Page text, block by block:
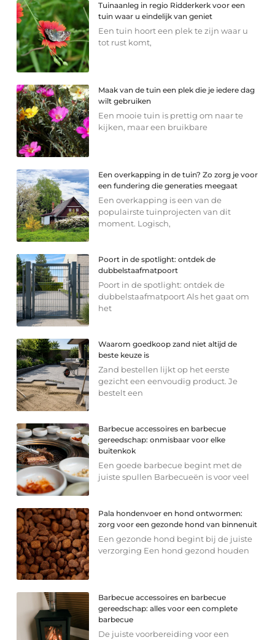
Tuinaanleg in regio Ridderkerk voor een
tuin waar u eindelijk van geniet
Een tuin hoort een plek te zijn waar u
tot rust komt,
Maak van de tuin een plek die je iedere dag
wilt gebruiken
Een mooie tuin is prettig om naar te
kijken, maar een bruikbare
Een overkapping in de tuin? Zo zorg je voor
een fundering die generaties meegaat
Een overkapping is een van de
populairste tuinprojecten van dit
moment. Logisch,
Poort in de spotlight: ontdek de
dubbelstaafmatpoort
Poort in de spotlight: ontdek de
dubbelstaafmatpoort Als het gaat om
het
Waarom goedkoop zand niet altijd de
beste keuze is
Zand bestellen lijkt op het eerste
gezicht een eenvoudig product. Je
bestelt een
Barbecue accessoires en barbecue
gereedschap: onmisbaar voor elke
buitenkok
Een goede barbecue begint met de
juiste spullen Barbecueën is voor veel
Pala hondenvoer en hond ontwormen:
zorg voor een gezonde hond van binnenuit
Een gezonde hond begint bij de juiste
verzorging Een hond gezond houden
Barbecue accessoires en barbecue
gereedschap: alles voor een complete
barbecue
De juiste voorbereiding voor een